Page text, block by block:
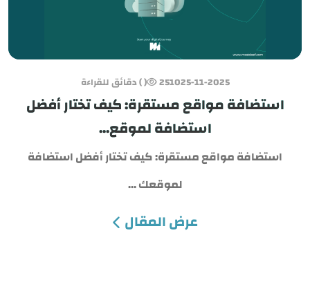
25-11-2025
2510 ( ) دقائق للقراءة
استضافة مواقع مستقرة: كيف تختار أفضل
استضافة لموقع...
استضافة مواقع مستقرة: كيف تختار أفضل استضافة
لموقعك ...
عرض المقال